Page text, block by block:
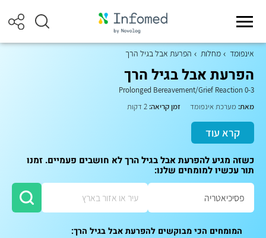
אינפומד מחלות הפרעת אבל בגיל הרך
הפרעת אבל בגיל הרך
Prolonged Bereavement/Grief Reaction 0-3
מאת: מערכת אינפומד זמן קריאה:
קרא עוד
כשזה מגיע להפרעת אבל בגיל הרך לא חושבים פעמיים. זמנו
תור עכשיו למומחים שלנו:
המומחים הכי מבוקשים להפרעת אבל בגיל הרך: